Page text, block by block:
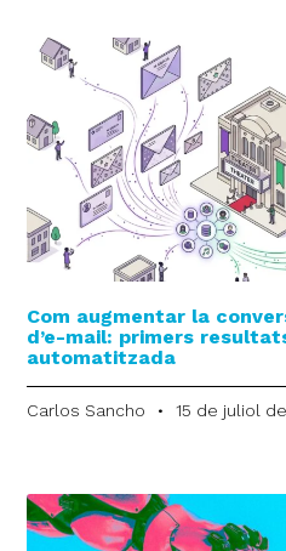
Com augmentar la
d’e-mail: primers
automatitzada
Carlos Sancho 15 de juliol